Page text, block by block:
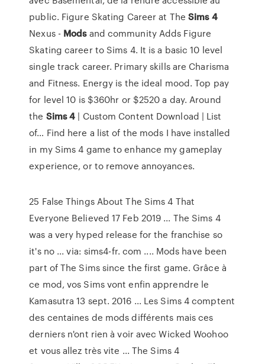
public. Figure Skating Career at The Sims 4
Nexus - Modsand communityAdds Figure
Skating career to Sims 4. It is a basic 10 level
single track career. Primary skills are Charisma
and Fitness. Energy is the ideal mood. Top pay
for level 10 is $360hr or $2520 a day.Around
the Sims4 | Custom Content Download | List
of… Find here a list of the mods I have installed
in my Sims 4 game to enhance my gameplay
experience, or to remove annoyances.
25 False Things About The Sims 4 That
Everyone Believed 17 Feb 2019 ... The Sims 4
was a very hyped release for the franchise so
it's no ... via: sims4-fr. com .... Mods have been
part of The Sims since the first game. Grâce à
ce mod, vos Sims vont enfin apprendre le
Kamasutra 13 sept. 2016 ... Les Sims 4 comptent
des centaines de mods différents mais ces
derniers n'ont rien à voir avec Wicked Woohoo
et vous allez très vite ... The Sims 4